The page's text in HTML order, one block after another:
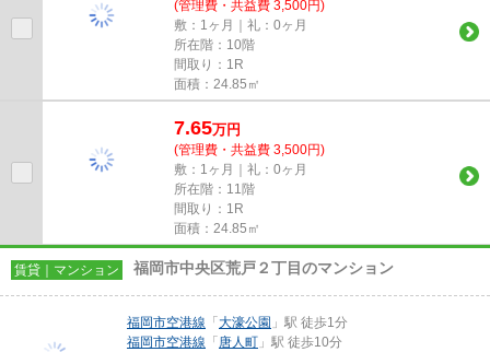
(管理費・共益費 3,500円)
敷：1ヶ月｜礼：0ヶ月
所在階：10階
間取り：1R
面積：24.85㎡
7.65万円
(管理費・共益費 3,500円)
敷：1ヶ月｜礼：0ヶ月
所在階：11階
間取り：1R
面積：24.85㎡
賃貸｜マンション 福岡市中央区荒戸２丁目のマンション
福岡市空港線 「大濠公園 」駅 徒歩1分
福岡市空港線 「唐人町 」駅 徒歩10分